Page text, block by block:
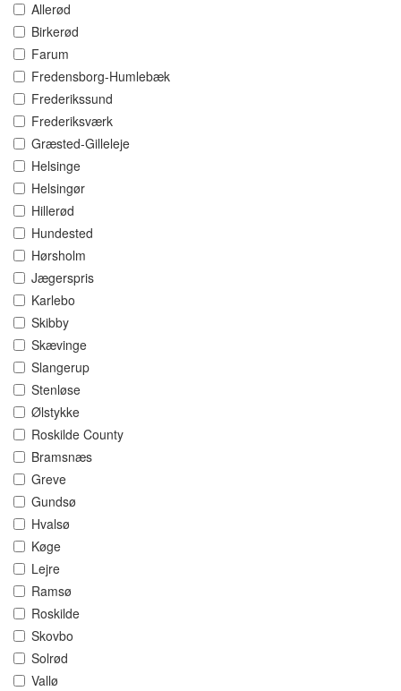
Allerød
Birkerød
Farum
Fredensborg-Humlebæk
Frederikssund
Frederiksværk
Græsted-Gilleleje
Helsinge
Helsingør
Hillerød
Hundested
Hørsholm
Jægerspris
Karlebo
Skibby
Skævinge
Slangerup
Stenløse
Ølstykke
Roskilde County
Bramsnæs
Greve
Gundsø
Hvalsø
Køge
Lejre
Ramsø
Roskilde
Skovbo
Solrød
Vallø